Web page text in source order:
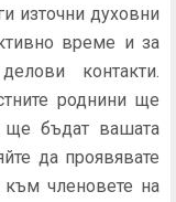
източни духовни
време и за
контакти.
роднини ще
ще бъдат вашата
да проявявате
членовете на